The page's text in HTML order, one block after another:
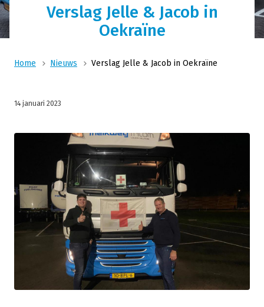
Verslag Jelle & Jacob in
Oekraïne
Home Nieuws Verslag Jelle & Jacob in Oekraïne
14 januari 2023